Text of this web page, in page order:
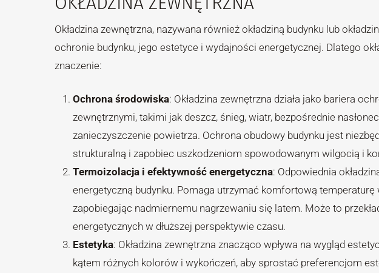
Okładzina zewnętrzna, nazywana również okładziną budynku lub
ochronie budynku, jego estetyce i wydajności energetycznej. Dlatego
znaczenie:
Ochrona środowiska: Okładzina zewnętrzna działa jako bariera
zewnętrznymi, takimi jak deszcz, śnieg, wiatr, bezpośrednie
zanieczyszczenie powietrza. Ochrona obudowy budynku jest
strukturalną i zapobiec uszkodzeniom spowodowanym wilgocią i
Termoizolacja i efektywność energetyczna: Odpowiednia
energetyczną budynku. Pomaga utrzymać komfortową temperaturę
zapobiegając nadmiernemu nagrzewaniu się latem. Może to
energetycznych w dłuższej perspektywie czasu.
Estetyka: Okładzina zewnętrzna znacząco wpływa na wygląd
kątem różnych kolorów i wykończeń, aby sprostać preferencjom